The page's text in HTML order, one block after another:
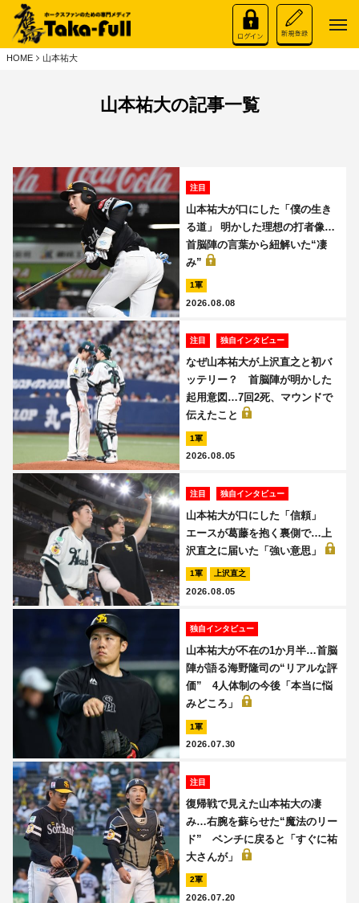
HOME 山本祐大
山本祐大の記事一覧
注目
山本祐大が口にした「僕の生き
る道」 明かした理想の打者像…
首脳陣の言葉から紐解いた“凄
み”
1軍
2026.08.08
注目 独自インタビュー
なぜ山本祐大が上沢直之と初バ
ッテリー？ 首脳陣が明かした
起用意図…7回2死、マウンドで
伝えたこと
1軍
2026.08.05
注目 独自インタビュー
山本祐大が口にした「信頼」
エースが葛藤を抱く裏側で…上
沢直之に届いた「強い意思」
1軍 上沢直之
2026.08.05
独自インタビュー
山本祐大が不在の1か月半…首脳
陣が語る海野隆司の“リアルな評
価” 4人体制の今後「本当に悩
みどころ」
1軍
2026.07.30
注目
復帰戦で見えた山本祐大の凄
み…右腕を蘇らせた“魔法のリー
ド” ベンチに戻ると「すぐに祐
大さんが」
2軍
2026.07.20